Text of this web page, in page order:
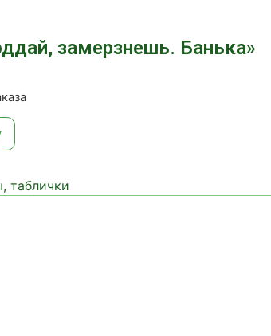
замерзнешь. Банька»
таблички